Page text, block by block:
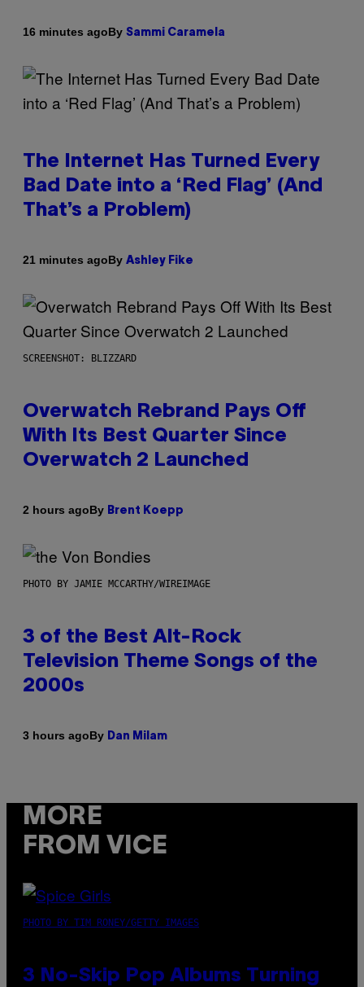
16 minutes agoBy Sammi Caramela
The Internet Has Turned Every
Bad Date into a ‘Red Flag’ (And
That’s a Problem)
21 minutes agoBy Ashley Fike
SCREENSHOT: BLIZZARD
Overwatch Rebrand Pays Off
With Its Best Quarter Since
Overwatch 2 Launched
2 hours agoBy Brent Koepp
PHOTO BY JAMIE MCCARTHY/WIREIMAGE
3 of the Best Alt-Rock
Television Theme Songs of the
2000s
3 hours agoBy Dan Milam
MORE
FROM VICE
PHOTO BY TIM RONEY/GETTY IMAGES
3 No-Skip Pop Albums Turning